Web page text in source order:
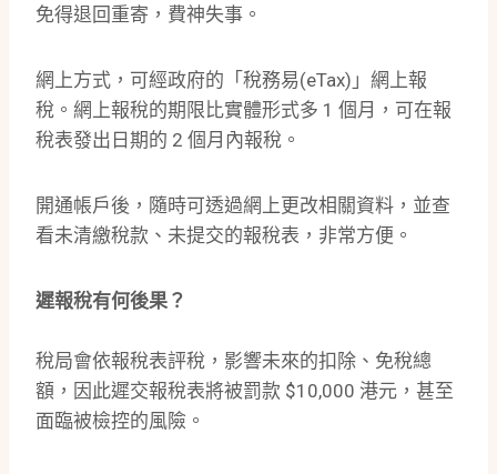
免得退回重寄，費神失事。
網上方式，可經政府的「稅務易(eTax)」網上報
稅。網上報稅的期限比實體形式多 1 個月，可在報
稅表發出日期的 2 個月內報稅。
開通帳戶後，隨時可透過網上更改相關資料，並查
看未清繳稅款、未提交的報稅表，非常方便。
遲報稅有何後果？
稅局會依報稅表評稅，影響未來的扣除、免稅總
額，因此遲交報稅表將被罰款 $10,000 港元，甚至
面臨被檢控的風險。